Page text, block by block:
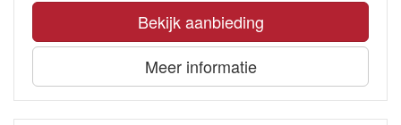
Bekijk aanbieding
Meer informatie